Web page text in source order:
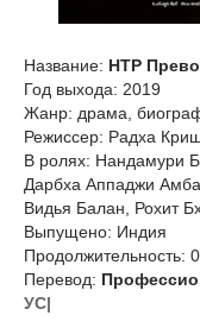
Название: НТР
Год выхода: 2019
Жанр: драма,
Режиссер: Радха
В ролях: Нандамури
Дарбха Аппаджи
Видья Балан, Рохит
Выпущено: Индия
Продолжительность:
Перевод:
УС|